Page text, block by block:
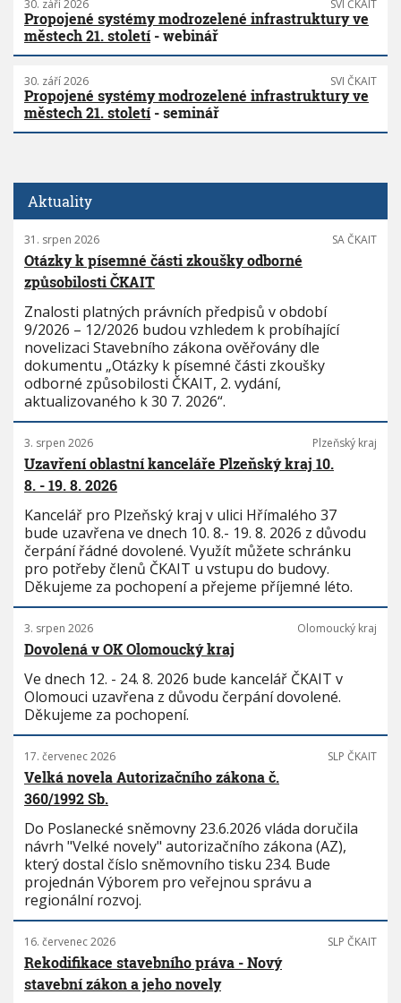
30. září 2026 SVI ČKAIT
Propojené systémy modrozelené infrastruktury ve
městech 21. století- webinář
30. září 2026 SVI ČKAIT
Propojené systémy modrozelené infrastruktury ve
městech 21. století- seminář
Aktuality
31. srpen 2026 SA ČKAIT
Otázky k písemné části zkoušky odborné
způsobilosti ČKAIT
Znalosti platných právních předpisů v období
9/2026 – 12/2026 budou vzhledem k probíhající
novelizaci Stavebního zákona ověřovány dle
dokumentu „Otázky k písemné části zkoušky
odborné způsobilosti ČKAIT, 2. vydání,
aktualizovaného k 30 7. 2026“.
3. srpen 2026 Plzeňský kraj
Uzavření oblastní kanceláře Plzeňský kraj 10.
8. - 19. 8. 2026
Kancelář pro Plzeňský kraj v ulici Hřímalého 37
bude uzavřena ve dnech 10. 8.- 19. 8. 2026 z důvodu
čerpání řádné dovolené. Využít můžete schránku
pro potřeby členů ČKAIT u vstupu do budovy.
Děkujeme za pochopení a přejeme příjemné léto.
3. srpen 2026 Olomoucký kraj
Dovolená v OK Olomoucký kraj
Ve dnech 12. - 24. 8. 2026 bude kancelář ČKAIT v
Olomouci uzavřena z důvodu čerpání dovolené.
Děkujeme za pochopení.
17. červenec 2026 SLP ČKAIT
Velká novela Autorizačního zákona č.
360/1992 Sb.
Do Poslanecké sněmovny 23.6.2026 vláda doručila
návrh "Velké novely" autorizačního zákona (AZ),
který dostal číslo sněmovního tisku 234. Bude
projednán Výborem pro veřejnou správu a
regionální rozvoj.
16. červenec 2026 SLP ČKAIT
Rekodifikace stavebního práva - Nový
stavební zákon a jeho novely